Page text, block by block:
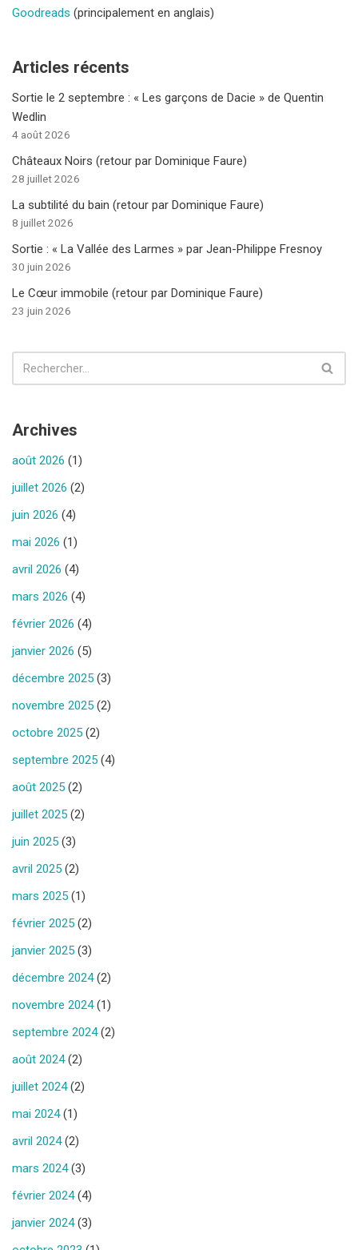
Goodreads (principalement en anglais)
Articles récents
Sortie le 2 septembre : « Les garçons de Dacie » de Quentin
Wedlin
4 août 2026
Châteaux Noirs (retour par Dominique Faure)
28 juillet 2026
La subtilité du bain (retour par Dominique Faure)
8 juillet 2026
Sortie : « La Vallée des Larmes » par Jean-Philippe Fresnoy
30 juin 2026
Le Cœur immobile (retour par Dominique Faure)
23 juin 2026
Archives
août 2026 (1)
juillet 2026 (2)
juin 2026 (4)
mai 2026 (1)
avril 2026 (4)
mars 2026 (4)
février 2026 (4)
janvier 2026 (5)
décembre 2025 (3)
novembre 2025 (2)
octobre 2025 (2)
septembre 2025 (4)
août 2025 (2)
juillet 2025 (2)
juin 2025 (3)
avril 2025 (2)
mars 2025 (1)
février 2025 (2)
janvier 2025 (3)
décembre 2024(2)
novembre 2024(1)
septembre 2024(2)
août 2024(2)
juillet 2024(2)
mai 2024(1)
avril 2024(2)
mars 2024(3)
février 2024(4)
janvier 2024(3)